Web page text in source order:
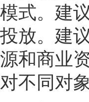
模式。建
投放。建
源和商业
对不同对